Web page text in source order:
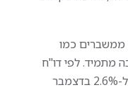
כמו
מתמיד. לפי דו"ח
משרד העבודה, שיעור האבטלה ירד ל-2.6% בדצמבר